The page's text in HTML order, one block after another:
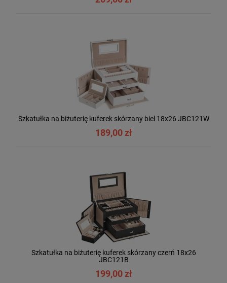
Szkatułka na biżuterię kuferek skórzany biel 18x26 JBC121W
189,00 zł
Szkatułka na biżuterię kuferek skórzany czerń 18x26
JBC121B
199,00 zł